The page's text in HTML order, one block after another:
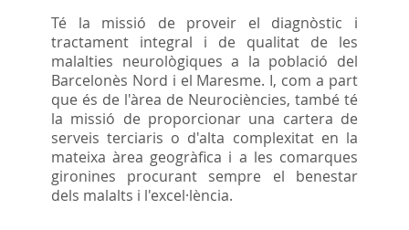
Té la missió de proveir el diagnòstic i
tractament integral i de qualitat de les
malalties neurològiques a la població del
Barcelonès Nord i el Maresme. I, com a part
que és de l'àrea de Neurociències, també té
la missió de proporcionar una cartera de
serveis terciaris o d'alta complexitat en la
mateixa àrea geogràfica i a les comarques
gironines procurant sempre el benestar
dels malalts i l'excel·lència.